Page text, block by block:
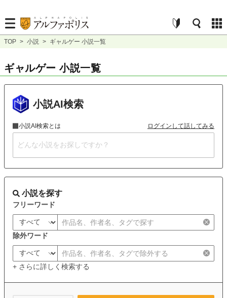
TOP > 小説 > ギャルゲー 小説一覧
ギャルゲー 小説一覧
小説AI検索
小説AI検索とは ログインして話してみる
小説を探す
フリーワード
除外ワード
+ さらに詳しく検索する